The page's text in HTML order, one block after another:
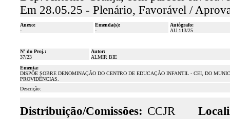
Em 28.05.25 - Plenário, Favorável /
Anexo:
-
Emenda(s):
-
Autógrafo:
AU 113/25
Nº do Proj.:
37/23
Autor:
ALMIR BIE
Ementa:
DISPÕE SOBRE DENOMINAÇÃO DO CENTRO DE EDUCAÇÃO INFANTIL - CEI, DO
PROVIDÊNCIAS.
Descrição:
Distribuição/Comissões: CCJR